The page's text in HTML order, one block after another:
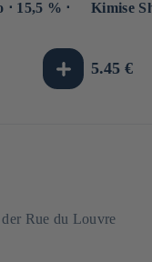
15,5 % ⋅
Kimise
Normaler
5.45 €
Rue du Louvre